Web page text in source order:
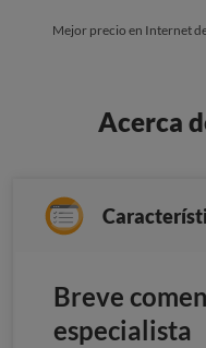
Mejor precio en Internet
Acerca
Breve
especialista